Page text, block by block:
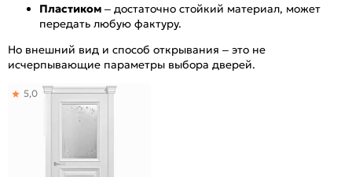
Пластиком – достаточно стойкий материал, может
передать любую фактуру.
Но внешний вид и способ открывания – это не
исчерпывающие параметры выбора дверей.
5,0